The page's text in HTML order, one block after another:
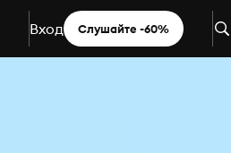
Вход Слушайте -60%